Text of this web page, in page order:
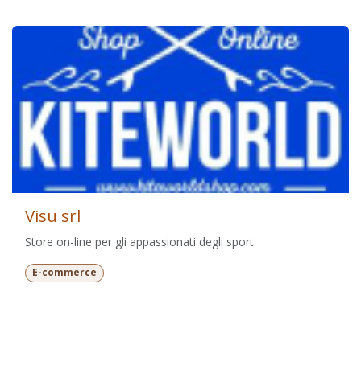
Visu srl
Store on-line per gli appassionati degli sport.
E-commerce